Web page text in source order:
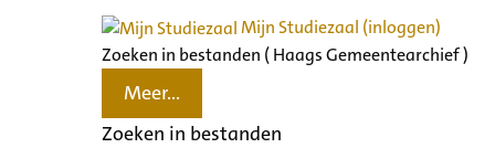
Mijn Studiezaal (inloggen)
Zoeken in bestanden ( Haags Gemeentearchief )
Meer...
Zoeken in bestanden